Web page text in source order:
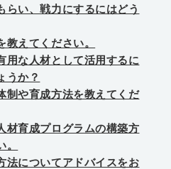
らい、戦力にするにはどう
えてください。
用な人材として活用するに
うか？
制や育成方法を教えてくだ
材育成プログラムの構築方
法についてアドバイスをお